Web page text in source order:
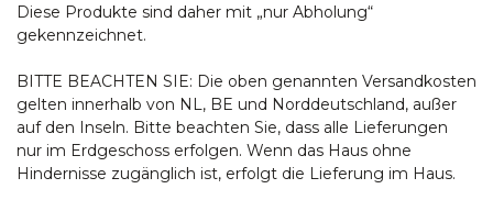
Diese Produkte sind daher mit „nur Abholung“
gekennzeichnet.
BITTE BEACHTEN SIE: Die oben genannten Versandkosten
gelten innerhalb von NL, BE und Norddeutschland, außer
auf den Inseln. Bitte beachten Sie, dass alle Lieferungen
nur im Erdgeschoss erfolgen. Wenn das Haus ohne
Hindernisse zugänglich ist, erfolgt die Lieferung im Haus.